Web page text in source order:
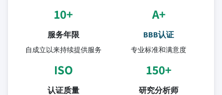
10+
服务年限
自成立以来持续提供服务
A+
BBB认证
专业标准和满意度
ISO
认证质量
150+
研究分析师